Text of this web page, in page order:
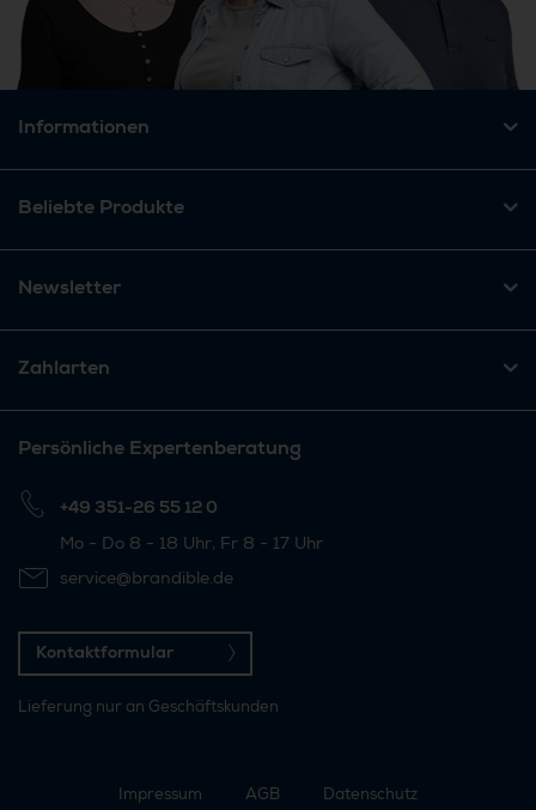
Informationen
Beliebte Produkte
Newsletter
Zahlarten
Persönliche Expertenberatung
+49 351-26 55 12 0
Mo - Do 8 - 18 Uhr, Fr 8 - 17 Uhr
service@brandible.de
Kontaktformular
Lieferung nur an Geschäftskunden
Impressum AGB Datenschutz